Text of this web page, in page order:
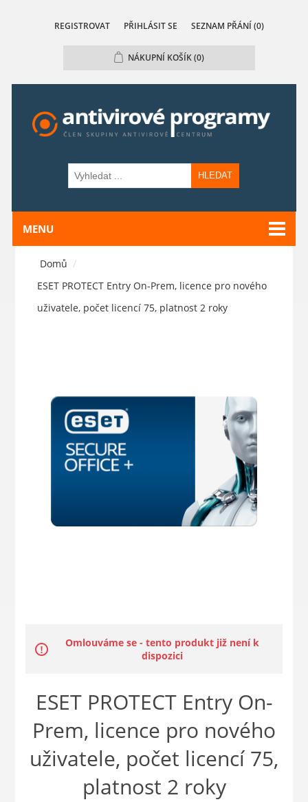
REGISTROVAT PŘIHLÁSIT SE SEZNAM PŘÁNÍ (0)
NÁKUPNÍ KOŠÍK(0)
HLEDAT
MENU
Domů /
ESET PROTECT Entry On-Prem, licence pro nového
uživatele, počet licencí 75, platnost 2 roky
Omlouváme se - tento produkt již není k
dispozici
ESET PROTECT Entry On-
Prem, licence pro nového
uživatele, počet licencí 75,
platnost 2 roky